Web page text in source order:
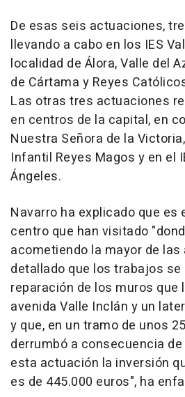
De esas seis actuaciones,
llevando a cabo en los IES
localidad de Álora, Valle del
de Cártama y Reyes
Las otras tres actuaciones
en centros de la capital, en
Nuestra Señora de la
Infantil Reyes Magos y en el
Ángeles.
Navarro ha explicado que es
centro que han visitado
acometiendo la mayor de
detallado que los trabajos se
reparación de los muros que
avenida Valle Inclán y un
y que, en un tramo de unos
derrumbó a consecuencia
esta actuación la inversión
es de 445.000 euros", ha